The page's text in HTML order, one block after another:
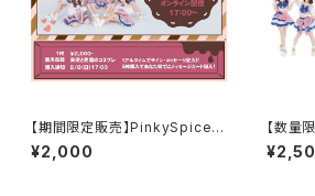
【期間限定販売】PinkySpiceオ
ンラインチェキ2月8日配信分
¥2,000
【数量
衣装ア